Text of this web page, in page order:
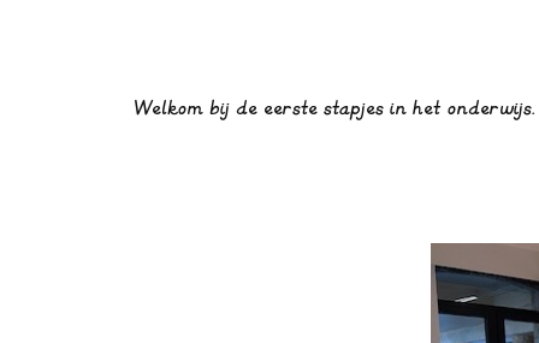
Welkom bij de eerste stapjes in het onderwijs.